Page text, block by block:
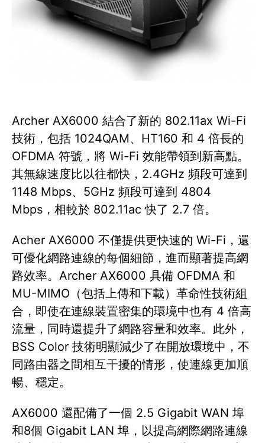
Archer AX6000 結合了新的 802.11ax Wi-Fi
技術，包括 1024QAM、HT160 和 4 倍長的
OFDMA 符號，將 Wi-Fi 效能帶領到新高點。
其無線速度比以往都快，2.4GHz 頻段可達到
1148 Mbps、5GHz 頻段可達到 4804
Mbps，相較於 802.11ac 快了 2.7 倍。
Acher AX6000 不僅提供更快速的 Wi-Fi，還
可優化網路連線的每個細節，進而顯著提高網
路效率。Archer AX6000 具備 OFDMA 和
MU-MIMO（包括上傳和下載）革命性技術組
合，即使在連線裝置密集的環境中也有 4 倍高
流量，同時還提升了網路容量和效率。此外，
BSS Color 技術明顯減少了在開放環境中，不
同路由器之間相互干擾的情形，使連線更加順
暢、穩定。
AX6000 還配備了一個 2.5 Gigabit WAN 埠
和8個 Gigabit LAN 埠，以提高網際網路連線